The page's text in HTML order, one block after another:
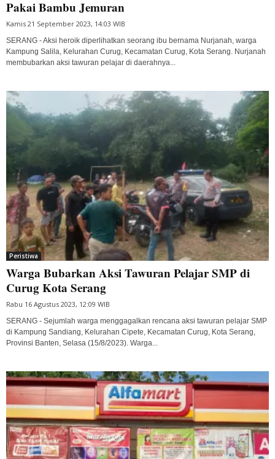
Pakai Bambu Jemuran
Kamis 21 September 2023, 14:03 WIB
SERANG - Aksi heroik diperlihatkan seorang ibu bernama Nurjanah, warga
Kampung Salila, Kelurahan Curug, Kecamatan Curug, Kota Serang. Nurjanah
membubarkan aksi tawuran pelajar di daerahnya...
Peristiwa
Warga Bubarkan Aksi Tawuran Pelajar SMP di
Curug Kota Serang
Rabu 16 Agustus 2023, 12:09 WIB
SERANG - Sejumlah warga menggagalkan rencana aksi tawuran pelajar SMP
di Kampung Sandiang, Kelurahan Cipete, Kecamatan Curug, Kota Serang,
Provinsi Banten, Selasa (15/8/2023). Warga...